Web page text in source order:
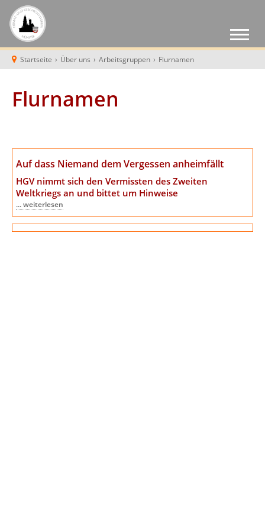
Startseite › Über uns › Arbeitsgruppen › Flurnamen
Flurnamen
Auf dass Niemand dem Vergessen anheimfällt
HGV nimmt sich den Vermissten des Zweiten
Weltkriegs an und bittet um Hinweise
... weiterlesen